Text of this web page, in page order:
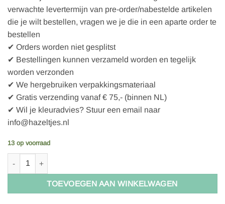
verwachte levertermijn van pre-order/nabestelde artikelen
die je wilt bestellen, vragen we je die in een aparte order te
bestellen
✔ Orders worden niet gesplitst
✔ Bestellingen kunnen verzameld worden en tegelijk
worden verzonden
✔ We hergebruiken verpakkingsmateriaal
✔ Gratis verzending vanaf € 75,- (binnen NL)
✔ Wil je kleuradvies? Stuur een email naar
info@hazeltjes.nl
13 op voorraad
Nettas met lange hengsels-Fuchsia aantal
TOEVOEGEN AAN WINKELWAGEN